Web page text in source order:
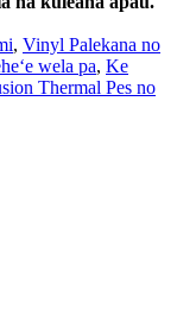
, Vinyl Palekana no
wela pa, Ke
Thermal Pes no